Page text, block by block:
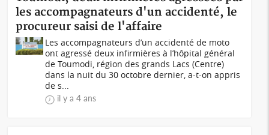
les accompagnateurs d'un accidenté, le
procureur saisi de l'affaire
Les accompagnateurs d’un accidenté de moto
ont agressé deux infirmières à l’hôpital général
de Toumodi, région des grands Lacs (Centre)
dans la nuit du 30 octobre dernier, a-t-on appris
de s...
il y a 4 ans